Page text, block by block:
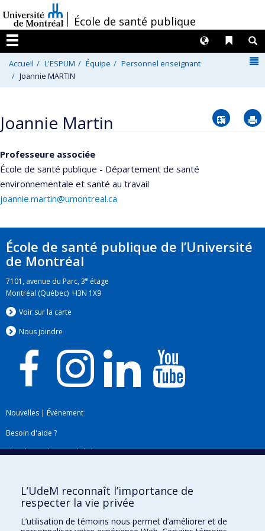
au
contenu
/École de santé publique
Menu
Liens
Langues
Accueil L'ESPUM Équipe
Personnel enseignant
Joannie MARTIN
Joannie Martin Vcard
Professeure associée
École de santé publique - Département de santé
environnementale et santé au travail
joannie.martin@umontreal.ca
École de santé publique de l’Université
de Montréal
7101, avenue du Parc, 3e étage
Montréal (Québec) H3N 1X9
Voir sur la carte
Nous joindre
Nouvelles | Événement
Besoin d'aide ?
Plan du site|Accessibilité
L’UdeM reconnaît l’importance de
respecter la vie privée
L’utilisation de témoins nous permet d’améliorer et de